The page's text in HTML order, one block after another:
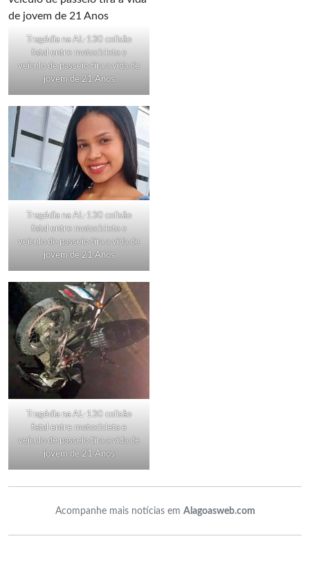
Tragédia na AL-130 colisão
fatal entre motocicleta e
veículo de passeio tira a vida de
jovem de 21 Anos
Tragédia na AL-130 colisão
fatal entre motocicleta e
veículo de passeio tira a vida de
jovem de 21 Anos
Tragédia na AL-130 colisão
fatal entre motocicleta e
veículo de passeio tira a vida de
jovem de 21 Anos
Acompanhe mais notícias em Alagoasweb.com